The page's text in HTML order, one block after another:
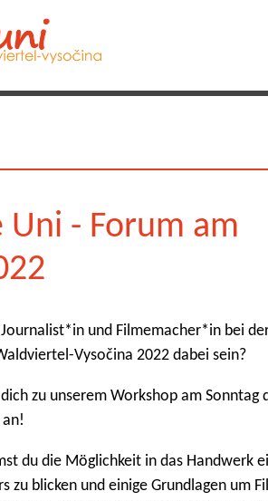
Uni - Forum am
und Filmemacher*in bei
Vysočina 2022 dabei sein?
zu unserem Workshop am Sonntag
du die Möglichkeit in das Handwerk
zu blicken und einige Grundlagen um